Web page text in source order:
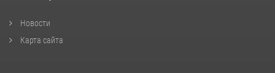
Новости
Карта сайта